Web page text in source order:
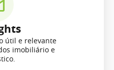
útil e relevante
imobiliário e